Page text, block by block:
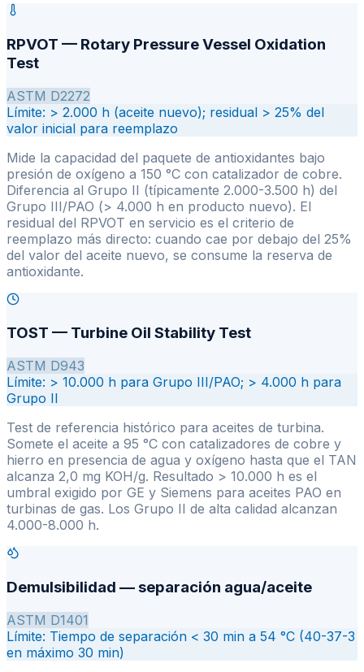
RPVOT — Rotary Pressure Vessel Oxidation
Test
ASTM D2272
Límite: > 2.000 h (aceite nuevo); residual > 25% del
valor inicial para reemplazo
Mide la capacidad del paquete de antioxidantes bajo
presión de oxígeno a 150 °C con catalizador de cobre.
Diferencia al Grupo II (típicamente 2.000-3.500 h) del
Grupo III/PAO (> 4.000 h en producto nuevo). El
residual del RPVOT en servicio es el criterio de
reemplazo más directo: cuando cae por debajo del 25%
del valor del aceite nuevo, se consume la reserva de
antioxidante.
TOST — Turbine Oil Stability Test
ASTM D943
Límite: > 10.000 h para Grupo III/PAO; > 4.000 h para
Grupo II
Test de referencia histórico para aceites de turbina.
Somete el aceite a 95 °C con catalizadores de cobre y
hierro en presencia de agua y oxígeno hasta que el TAN
alcanza 2,0 mg KOH/g. Resultado > 10.000 h es el
umbral exigido por GE y Siemens para aceites PAO en
turbinas de gas. Los Grupo II de alta calidad alcanzan
4.000-8.000 h.
Demulsibilidad — separación agua/aceite
ASTM D1401
Límite: Tiempo de separación < 30 min a 54 °C (40-37-3
en máximo 30 min)